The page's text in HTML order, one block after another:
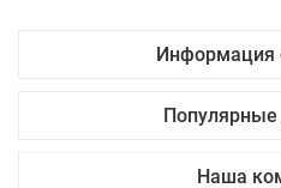
Информация
Популярные
Наша